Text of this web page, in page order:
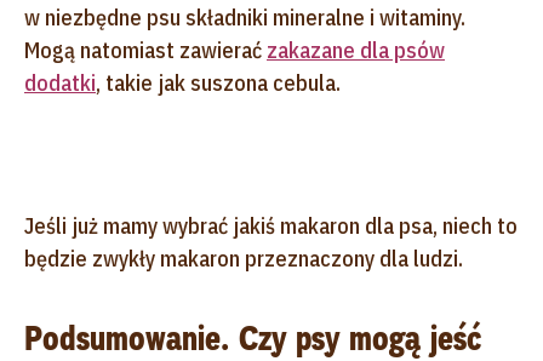
w niezbędne psu składniki mineralne i witaminy.
Mogą natomiast zawierać zakazane dla psów
dodatki, takie jak suszona cebula.
Jeśli już mamy wybrać jakiś makaron dla psa, niech to
będzie zwykły makaron przeznaczony dla ludzi.
Podsumowanie. Czy psy mogą jeść